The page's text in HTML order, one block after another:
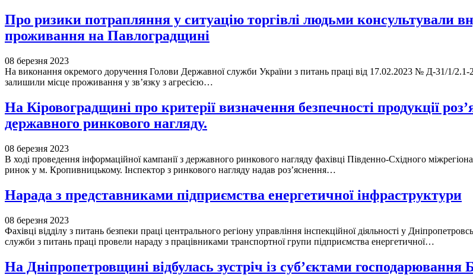
Про ризики потрапляння у ситуацію торгівлі людьми консультували
проживання на Павлоградщині
08 березня 2023
На виконання окремого доручення Голови Державної служби України з питань праці від 17.02.2023 № Д-31/1/
залишили місце проживання у зв’язку з агресією…
На Кіровоградщині про критерії визначення безпечності продукції
державного ринкового нагляду.
08 березня 2023
В ході проведення інформаційної кампанії з державного ринкового нагляду фахівці Південно-Східного
ринок у м. Кропивницькому. Інспектор з ринкового нагляду надав роз’яснення…
Нарада з представниками підприємства енергетичної інфраструктури
08 березня 2023
Фахівці відділу з питань безпеки праці центрального регіону управління інспекційної діяльності у
служби з питань праці провели нараду з працівниками транспортної групи підприємства енергетичної…
На Дніпропетровщині відбулась зустріч із суб’єктами